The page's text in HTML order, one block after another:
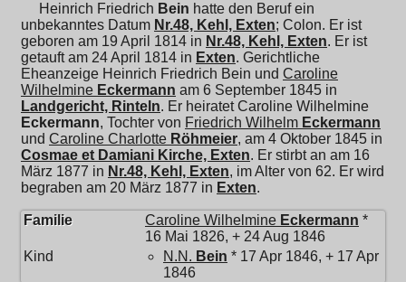
Heinrich Friedrich Bein hatte den Beruf ein
unbekanntes Datum Nr.48, Kehl, Exten; Colon. Er ist
geboren am 19 April 1814 in Nr.48, Kehl, Exten. Er ist
getauft am 24 April 1814 in Exten. Gerichtliche
Eheanzeige Heinrich Friedrich Bein und Caroline
Wilhelmine Eckermann am 6 September 1845 in
Landgericht, Rinteln. Er heiratetCaroline Wilhelmine
Eckermann, Tochter von Friedrich Wilhelm Eckermann
und Caroline Charlotte Röhmeier, am 4 Oktober 1845 in
Cosmae et Damiani Kirche, Exten. Er stirbt an am 16
März 1877 in Nr.48, Kehl, Exten, im Alter von 62. Er wird
begraben am 20 März 1877 in Exten.
Familie Caroline Wilhelmine Eckermann *
16 Mai 1826, + 24 Aug 1846
Kind
N.N. Bein * 17 Apr 1846, + 17 Apr
1846